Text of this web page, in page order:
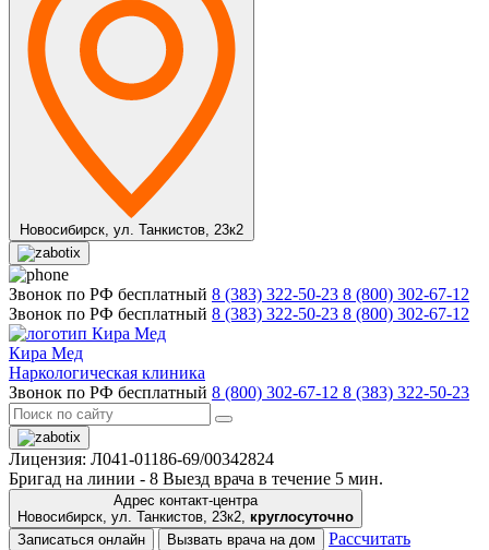
Новосибирск, ул. Танкистов, 23к2
Звонок по РФ бесплатный 8 (383) 322-50-23 8 (800) 302-67-12
Звонок по РФ бесплатный 8 (383) 322-50-23 8 (800) 302-67-12
Кира Мед
Наркологическая клиника
Звонок по РФ бесплатный 8 (800) 302-67-12 8 (383) 322-50-23
Лицензия: Л041-01186-69/00342824
Бригад на линии - 8 Выезд врача в течение 5 мин.
Адрес контакт-центра
Новосибирск, ул. Танкистов, 23к2, круглосуточно
Записаться онлайн
Вызвать врача на дом
Рассчитать